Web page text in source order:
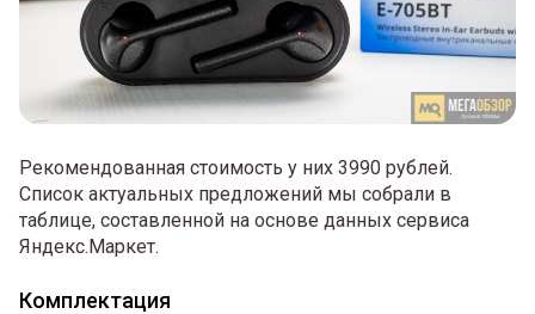
Рекомендованная стоимость у них 3990 рублей.
Список актуальных предложений мы собрали в
таблице, составленной на основе данных сервиса
Яндекс.Маркет.
Комплектация